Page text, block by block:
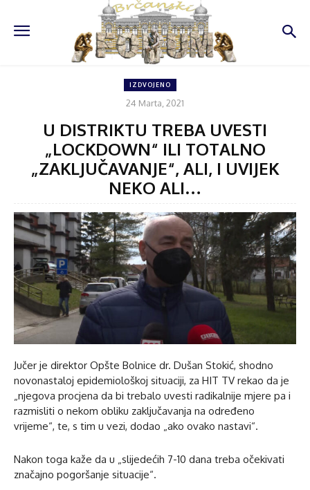
IZDVOJENO
24 Marta, 2021
U DISTRIKTU TREBA UVESTI
„LOCKDOWN“ ILI TOTALNO
„ZAKLJUČAVANJE“, ALI, I UVIJEK
NEKO ALI…
Jučer je direktor Opšte Bolnice dr. Dušan Stokić, shodno
novonastaloj epidemiološkoj situaciji, za HIT TV rekao da je
„njegova procjena da bi trebalo uvesti radikalnije mjere pa i
razmisliti o nekom obliku zaključavanja na određeno
vrijeme“, te, s tim u vezi, dodao „ako ovako nastavi“.
Nakon toga kaže da u „slijedećih 7-10 dana treba očekivati
značajno pogoršanje situacije“.